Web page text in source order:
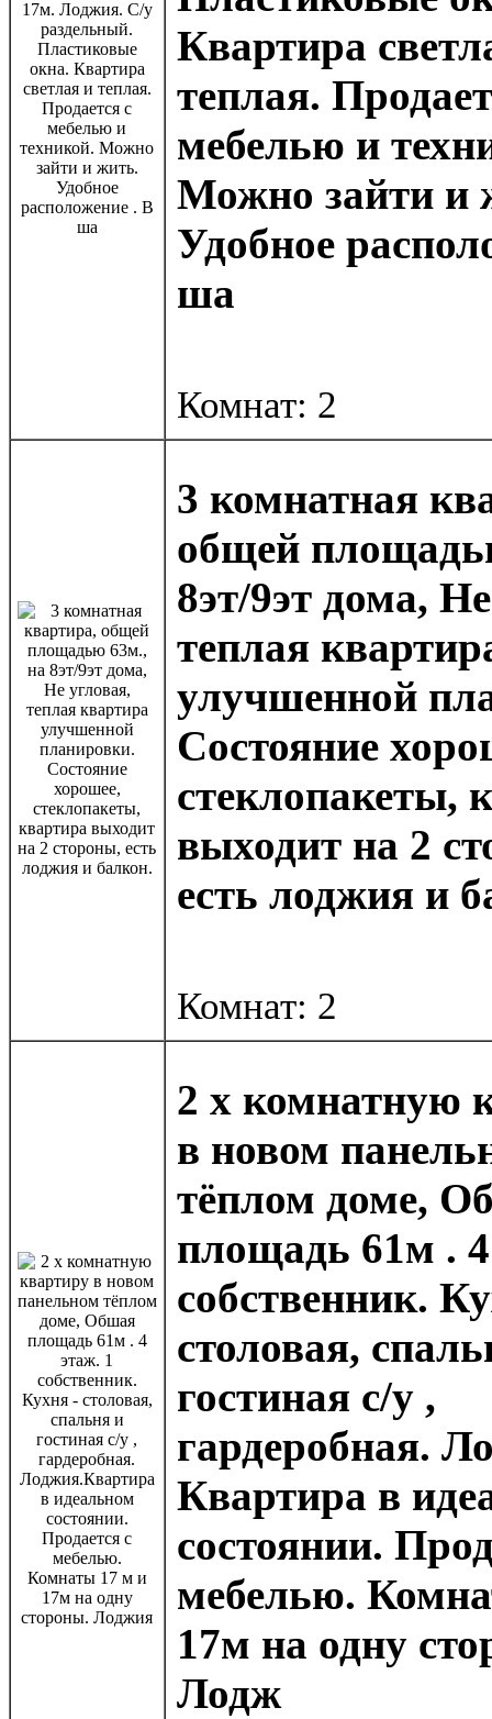
Квартира
теплая.
мебелью и
Можно зайти и
Удобное
ша
Комнат: 2
3 комнатная
общей
8эт/9эт дома,
теплая
улучшенной
Состояние
стеклопакеты,
выходит на 2
есть лоджия и
Комнат: 2
2 х комнатную
в новом
тёплом доме,
площадь 61м .
собственник.
столовая,
гостиная с/у ,
гардеробная.
Квартира в
состоянии.
мебелью.
17м на одну
Лодж